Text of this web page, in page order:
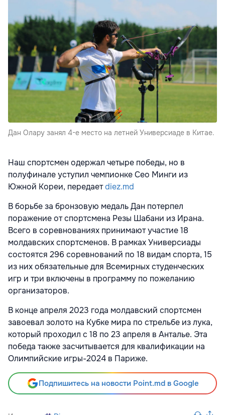
Дан Олару занял 4-е место на летней Универсиаде в Китае.
Наш спортсмен одержал четыре победы, но в
полуфинале уступил чемпионке Сео Минги из
Южной Кореи, передаетdiez.md
В борьбе за бронзовую медаль Дан потерпел
поражение от спортсмена Резы Шабани из Ирана.
Всего в соревнованиях принимают участие 18
молдавских спортсменов. В рамках Универсиады
состоятся 296 соревнований по 18 видам спорта, 15
из них обязательные для Всемирных студенческих
игр и три включены в программу по пожеланию
организаторов.
В конце апреля 2023 года молдавский спортсмен
завоевал золото на Кубке мира по стрельбе из лука,
который проходил с 18 по 23 апреля в Анталье. Эта
победа также засчитывается для квалификации на
Олимпийские игры-2024 в Париже.
Подпишитесь на новости Point.md в Google